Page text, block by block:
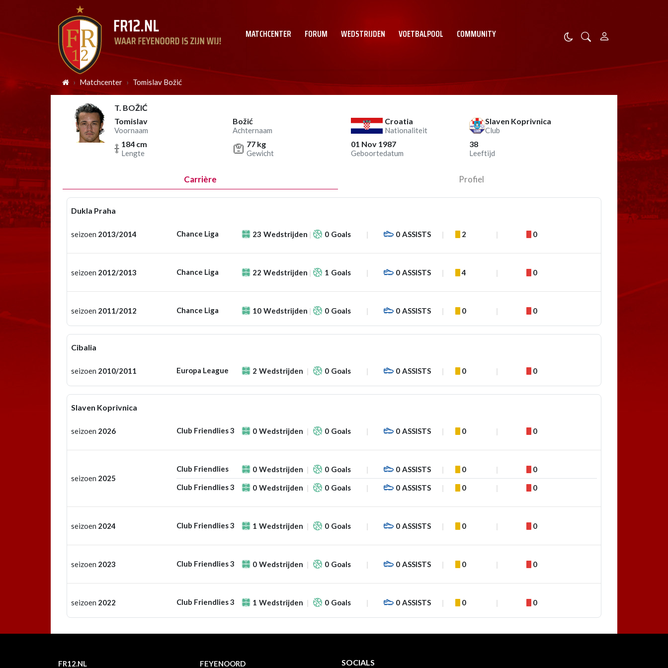
MATCHCENTER FORUM WEDSTRIJDEN VOETBALPOOL COMMUNITY
Matchcenter Tomislav Božić
T. BOŽIĆ
Tomislav
Voornaam
Božić
Achternaam
Croatia
Nationaliteit
Slaven Koprivnica
Club
184 cm
Lengte
77 kg
Gewicht
01 Nov 1987
Geboortedatum
38
Leeftijd
Carrière Profiel
Dukla Praha
seizoen 2013/2014 Chance Liga 23 Wedstrijden 0 Goals 0 ASSISTS 2 0
seizoen 2012/2013 Chance Liga 22 Wedstrijden 1 Goals 0 ASSISTS 4 0
seizoen 2011/2012 Chance Liga 10 Wedstrijden 0 Goals 0 ASSISTS 0 0
Cibalia
seizoen 2010/2011 Europa League 2 Wedstrijden 0 Goals 0 ASSISTS 0 0
Slaven Koprivnica
seizoen 2026 Club Friendlies 3 0 Wedstrijden 0 Goals 0 ASSISTS 0 0
seizoen 2025
Club Friendlies 0 Wedstrijden 0 Goals 0 ASSISTS 0 0
Club Friendlies 3 0 Wedstrijden 0 Goals 0 ASSISTS 0 0
seizoen 2024 Club Friendlies 3 1 Wedstrijden 0 Goals 0 ASSISTS 0 0
seizoen 2023 Club Friendlies 3 0 Wedstrijden 0 Goals 0 ASSISTS 0 0
seizoen 2022 Club Friendlies 3 1 Wedstrijden 0 Goals 0 ASSISTS 0 0
FR12.NL FEYENOORD SOCIALS